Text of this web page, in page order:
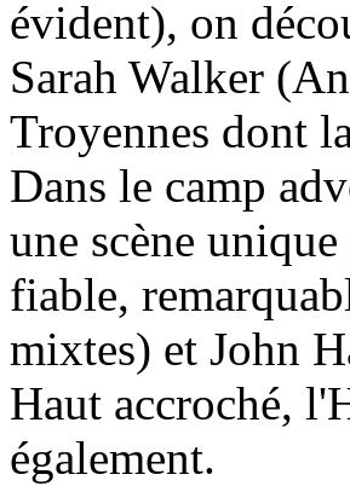
évident), on
Sarah Walker
Troyennes dont
Dans le camp
une scène
fiable,
mixtes) et John
Haut accroché,
également.